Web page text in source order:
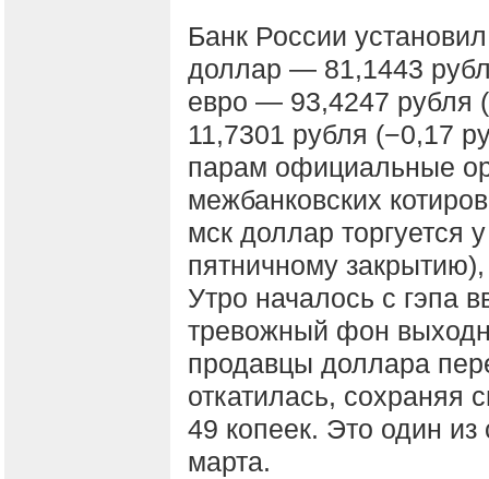
Банк России
доллар — 81,1443
евро — 93,4247 рубля
11,7301 рубля (−0,17
парам официальные
межбанковских
мск доллар торгуется
пятничному
Утро началось с гэпа
тревожный фон
продавцы доллара
откатилась, сохраняя
49 копеек. Это один
марта.